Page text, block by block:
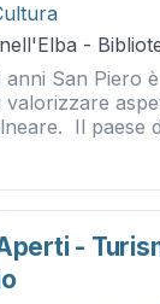
-
anni San Piero
Il paese
-